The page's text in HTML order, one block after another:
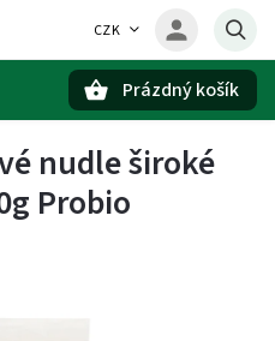
CZK
Prázdný košík
nudle široké
Probio